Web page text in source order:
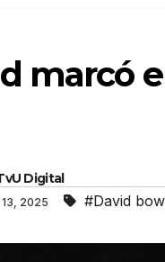
marcó
Digital
2025 #David